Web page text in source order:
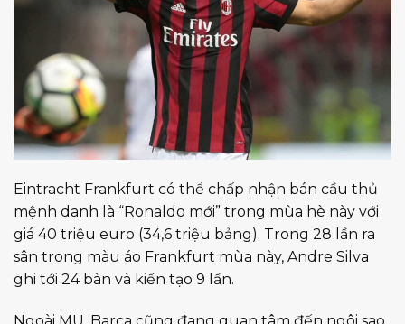
Eintracht Frankfurt có thể chấp nhận bán cầu thủ
mệnh danh là “Ronaldo mới” trong mùa hè này với
giá 40 triệu euro (34,6 triệu bảng). Trong 28 lần ra
sân trong màu áo Frankfurt mùa này, Andre Silva
ghi tới 24 bàn và kiến tạo 9 lần.